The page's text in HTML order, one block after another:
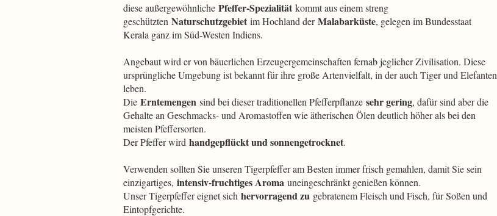
diese außergewöhnliche Pfeffer-Spezialität kommt aus einem streng
geschützten Naturschutzgebiet im Hochland derMalabarküste, gelegen im Bundesstaat
Kerala ganz im Süd-Westen Indiens.
Angebaut wird er von bäuerlichen Erzeugergemeinschaften fernab jeglicher Zivilisation. Diese
ursprüngliche Umgebung ist bekannt für ihre große Artenvielfalt, in der auch Tiger und Elefanten
leben.
Die Erntemengen sind bei dieser traditionellen Pfefferpflanze sehr gering, dafür sind aber die
Gehalte an Geschmacks- und Aromastoffen wie ätherischen Ölen deutlich höher als bei den
meisten Pfeffersorten.
Der Pfeffer wird handgepflückt und sonnengetrocknet.
Verwenden sollten Sie unseren Tigerpfeffer am Besten immer frisch gemahlen, damit Sie sein
einzigartiges, intensiv-fruchtiges Aroma uneingeschränkt genießen können.
Unser Tigerpfeffer eignet sich hervorragend zu gebratenem Fleisch und Fisch, für Soßen und
Eintopfgerichte.